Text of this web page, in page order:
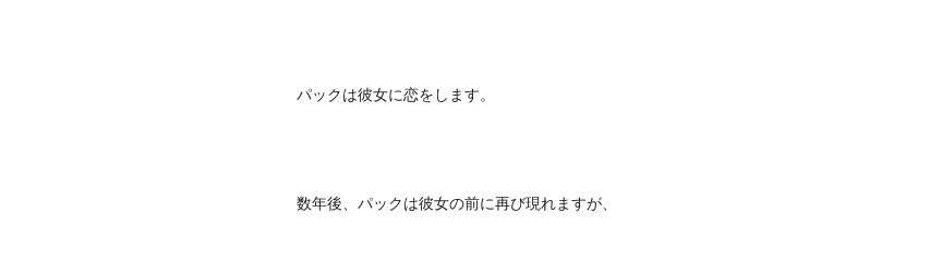
パックは彼女に恋をします。
数年後、パックは彼女の前に再び現れますが、